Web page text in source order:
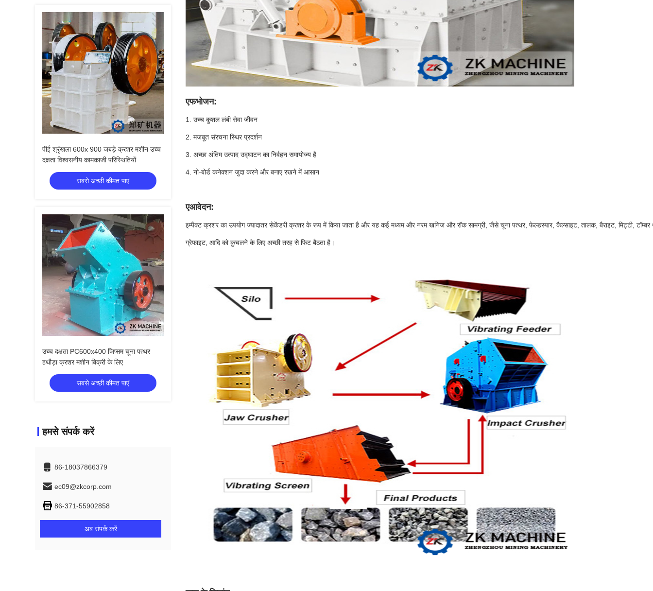
पीई श्रृंखला 600x 900 जबड़े क्रशर मशीन उच्च
दक्षता विश्वसनीय कामकाजी परिस्थितियों
सबसे अच्छी कीमत पाएं
उच्च दक्षता PC600x400 जिप्सम चूना पत्थर
हथौड़ा क्रशर मशीन बिक्री के लिए
सबसे अच्छी कीमत पाएं
हमसे संपर्क करें
86-18037866379
ec09@zkcorp.com
86-371-55902858
अब संपर्क करें
एफभोजन:
1. उच्च कुशल लंबी सेवा जीवन
2. मजबूत संरचना स्थिर प्रदर्शन
3. अच्छा अंतिम उत्पाद उद्घाटन का निर्वहन समायोज्य है
4. नो-बोर्ड कनेक्शन जुदा करने और बनाए रखने में आसान
एआवेदन:
इम्पैक्ट क्रशर का उपयोग ज्यादातर सेकेंडरी क्रशर के रूप में किया जाता है और यह कई मध्यम और नरम खनिज और रॉक सामग्री, जैसे चूना पत्थर, फेल्डस्पार, कैल्साइट, तालक, बैराइट, मिट्टी,
ग्रेफाइट, आदि को कुचलने के लिए अच्छी तरह से फिट बैठता है।